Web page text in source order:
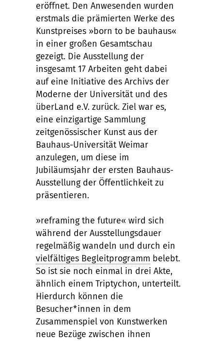
eröffnet. Den Anwesenden wurden
erstmals die prämierten Werke des
Kunstpreises »born to be bauhaus«
in einer großen Gesamtschau
gezeigt. Die Ausstellung der
insgesamt 17 Arbeiten geht dabei
auf eine Initiative des Archivs der
Moderne der Universität und des
überLand e.V. zurück. Ziel war es,
eine einzigartige Sammlung
zeitgenössischer Kunst aus der
Bauhaus-Universität Weimar
anzulegen, um diese im
Jubiläumsjahr der ersten Bauhaus-
Ausstellung der Öffentlichkeit zu
präsentieren.
»reframing the future« wird sich
während der Ausstellungsdauer
regelmäßig wandeln und durch ein
vielfältiges Begleitprogramm belebt.
So ist sie noch einmal in drei Akte,
ähnlich einem Triptychon, unterteilt.
Hierdurch können die
Besucher*innen in dem
Zusammenspiel von Kunstwerken
neue Bezüge zwischen ihnen